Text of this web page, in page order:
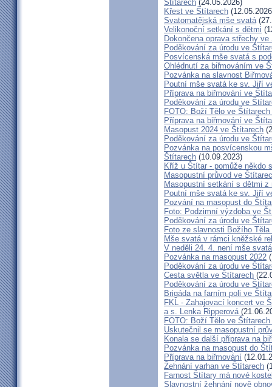
Štítarech (24.05.2026)
Křest ve Štítarech
Svatomatějská mše svatá
Velikonoční setkání s dětmi
Dokončena oprava střechy
Poděkování za úrodu ve
Posvícenská mše svatá s
Ohlédnutí za biřmováním ve
Pozvánka na slavnost
Poutní mše svatá ke sv. Jiří
Příprava na biřmování ve
Poděkování za úrodu ve
FOTO: Boží Tělo ve Štítarech
Příprava na biřmování ve
Masopust 2024 ve Štítarech
Poděkování za úrodu ve
Pozvánka na posvícenskou
Štítarech (10.09.2023)
Kříž u Štítar - pomůže někdo
Masopustní průvod ve
Masopustní setkání s dětmi
Poutní mše svatá ke sv. Jiří
Pozvání na masopust do
Foto: Podzimní výzdoba ve
Poděkování za úrodu ve
Foto ze slavnosti Božího
Mše svatá v rámci kněžské
V neděli 24. 4. není mše
Pozvánka na masopust 2022
Poděkování za úrodu ve
Cesta světla ve Štítarech
Poděkování za úrodu ve
Brigáda na farním poli ve
FKL - Zahajovací koncert ve
a s. Lenka Ripperová
FOTO: Boží Tělo ve Štítarech
Uskutečnil se masopustní
Konala se další příprava na
Pozvánka na masopust do
Příprava na biřmování
Žehnání varhan ve Štítarech
Farnost Štítary má nové
Slavnostní žehnání nově